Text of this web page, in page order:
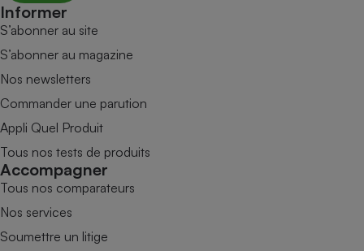
Informer
S’abonner au site
S’abonner au magazine
Nos newsletters
Commander une parution
Appli Quel Produit
Tous nos tests de produits
Accompagner
Tous nos comparateurs
Nos services
Soumettre un litige